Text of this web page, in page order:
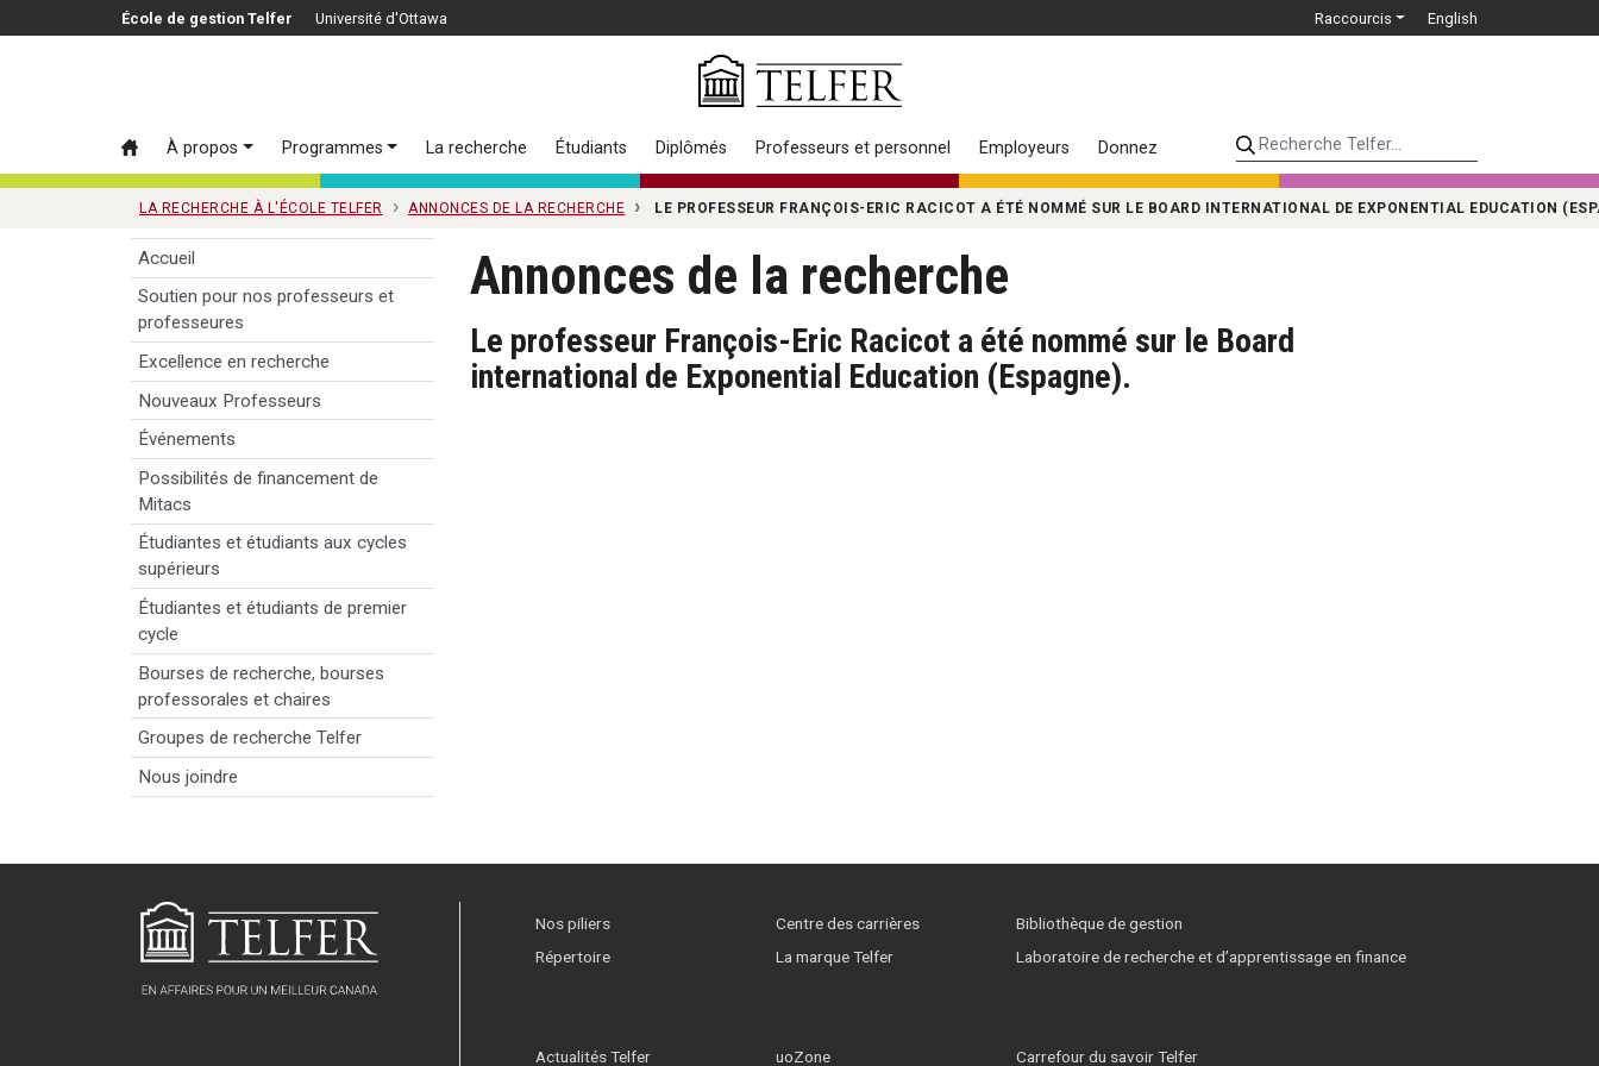
Passer au contenu principal
École de gestion Telfer Université d'Ottawa Raccourcis English
À propos Programmes La recherche Étudiants Diplômés Professeurs et personnel Employeurs DonnezRecherche Telfer...
LA RECHERCHE À L'ÉCOLE TELFER ANNONCES DE LA RECHERCHE LE PROFESSEUR FRANÇOIS-ERIC RACICOT A ÉTÉ NOMMÉ SUR LE BOARD INTERNATIONAL DE EXPONENTIAL EDUCATION
Accueil
Soutien pour nos professeurs et
professeures
Excellence en recherche
Nouveaux Professeurs
Événements
Possibilités de financement de
Mitacs
Étudiantes et étudiants aux cycles
supérieurs
Étudiantes et étudiants de premier
cycle
Bourses de recherche, bourses
professorales et chaires
Groupes de recherche Telfer
Nous joindre
Annonces de la recherche
Le professeur François-Eric Racicot a été nommé sur le Board
international de Exponential Education (Espagne).
Nos piliers
Répertoire
Centre des carrières
La marque Telfer
Bibliothèque de gestion
Laboratoire de recherche et d’apprentissage en finance
Actualités Telfer uoZone Carrefour du savoir Telfer